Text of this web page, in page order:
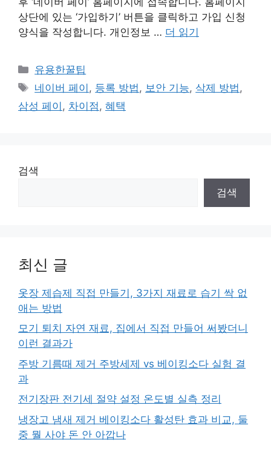
상단에 있는 ‘가입하기’ 버튼을 클릭하고 가입 신청
양식을 작성합니다. 개인정보 … 더 읽기
카
테
고
리
유용한꿀팁
태
그
네이버 페이 , 등록 방법 , 보안 기능, 삭제 방법 ,
삼성 페이 , 차이점 , 혜택
검색
검색
최신 글
옷장 제습제 직접 만들기, 3가지 재료로 습기 싹 없
애는 방법
모기 퇴치 자연 재료, 집에서 직접 만들어 써봤더니
이런 결과가
주방 기름때 제거 주방세제 vs 베이킹소다 실험 결
과
전기장판 전기세 절약 설정 온도별 실측 정리
냉장고 냄새 제거 베이킹소다 활성탄 효과 비교, 둘
중 뭘 사야 돈 안 아깝나